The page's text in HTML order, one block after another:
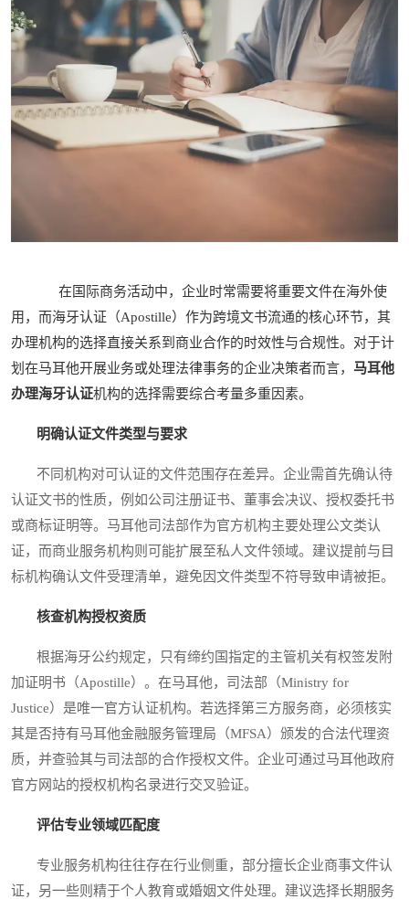
在国际商务活动中，企业时常需要将重要文件在海外使
用，而海牙认证（Apostille）作为跨境文书流通的核心环节，其
办理机构的选择直接关系到商业合作的时效性与合规性。对于计
划在马耳他开展业务或处理法律事务的企业决策者而言， 马耳他
办理海牙认证机构的选择需要综合考量多重因素。
明确认证文件类型与要求
不同机构对可认证的文件范围存在差异。企业需首先确认待
认证文书的性质，例如公司注册证书、董事会决议、授权委托书
或商标证明等。马耳他司法部作为官方机构主要处理公文类认
证，而商业服务机构则可能扩展至私人文件领域。建议提前与目
标机构确认文件受理清单，避免因文件类型不符导致申请被拒。
核查机构授权资质
根据海牙公约规定，只有缔约国指定的主管机关有权签发附
加证明书（Apostille）。在马耳他，司法部（Ministry for
Justice）是唯一官方认证机构。若选择第三方服务商，必须核实
其是否持有马耳他金融服务管理局（MFSA）颁发的合法代理资
质，并查验其与司法部的合作授权文件。企业可通过马耳他政府
官方网站的授权机构名录进行交叉验证。
评估专业领域匹配度
专业服务机构往往存在行业侧重，部分擅长企业商事文件认
证，另一些则精于个人教育或婚姻文件处理。建议选择长期服务